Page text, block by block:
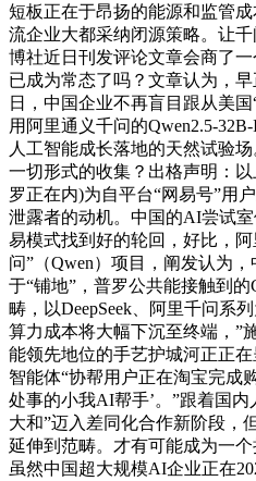
短板正在于昂扬的能源和监管
流企业大都采纳闭源策略。让
博社近日刊发评论文章会商了一
已成为常态了吗？文章认为，
日，中国企业不再盲目跟从美
用阿里通义千问的Qwen2.5-
人工智能成长落地的天然试验
一切形式的收集？出格声明：
罗正在内)为自平台“网易号”用
泄露者的动机。中国的AI尝试
易模式找到好的轮回，好比，
问”（Qwen）项目，阐发认为
于“铺地”，普罗公共能接触到
畴，以DeepSeek、阿里千问系
算力成本将大幅下沉至终端，”
能领先地位的手艺护城河正正
智能体“协帮用户正在淘宝完成
处事的小我AI帮手’。”跟着国
大和”迈入差同化合作新阶段，
延伸到范畴。才有可能成为一
虽然中国超大规模AI企业正在